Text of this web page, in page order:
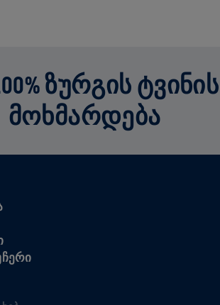
ᲖᲣᲠᲒᲘᲡ
ᲛᲝᲮᲛᲐᲠᲓᲔᲑᲐ